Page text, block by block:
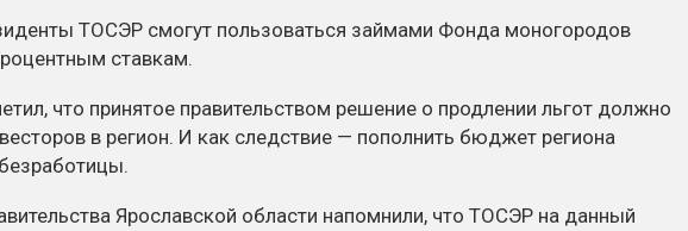
ТОСЭР смогут пользоваться займами Фонда моногородов
ставкам.
что принятое правительством решение о продлении льгот должно
в регион. И как следствие — пополнить бюджет региона
Ярославской области напомнили, что ТОСЭР на данный